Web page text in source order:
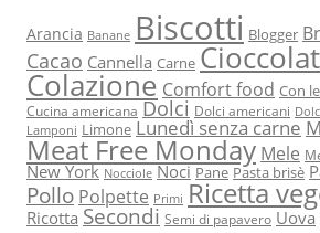
Arancia Banane Biscotti Blogger
Cacao Cannella Carne
Colazione Comfort food Con
Cucina americana Dolci Dolci americani
Lamponi Limone Lunedì senza carne
Meat Free Monday Mele
New York Nocciole Noci Pane Pasta brisè
Pollo Polpette Primi Ricetta
Ricotta Secondi Semi di papavero Uova